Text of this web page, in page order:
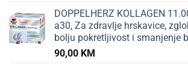
DOPPELHERZ KOLLAGEN
a30, Za zdravlje hrskavice,
bolju pokretljivost i smanjenje
90,00 KM